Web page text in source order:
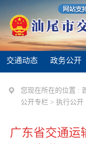
交通动态 政务公开
您现在所在的位置 :
公开专栏 >执行公开
广东省交通运